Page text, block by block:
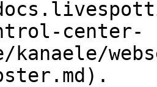
center-
kanaele/